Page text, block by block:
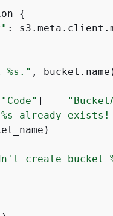
{
:
%s." ,
"Code" ] ==
%s already
create bucket